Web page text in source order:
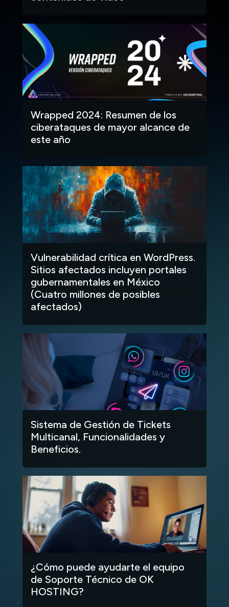
Wrapped 2024: Resumen de los
ciberataques de mayor alcance de
este año
Vulnerabilidad crítica en WordPress.
Sitios afectados incluyen portales
gubernamentales en México
(Cuatro millones de posibles
afectados)
Sistema de Gestión de Tickets
Multicanal, Funcionalidades y
Beneficios.
¿Cómo puede ayudarte el equipo
de Soporte Técnico de OK
HOSTING?